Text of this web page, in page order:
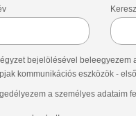
bejelölésével beleegyezem
kommunikációs eszközök -
a személyes adataim